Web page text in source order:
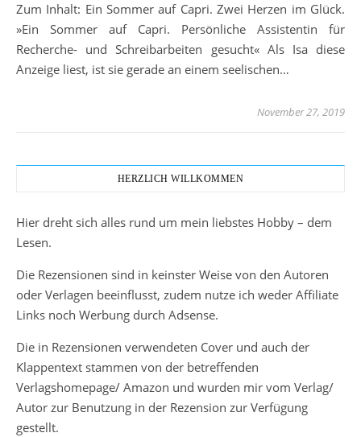
Zum Inhalt: Ein Sommer auf Capri. Zwei Herzen im Glück.
»Ein Sommer auf Capri. Persönliche Assistentin für
Recherche- und Schreibarbeiten gesucht« Als Isa diese
Anzeige liest, ist sie gerade an einem seelischen…
November 27, 2019
HERZLICH WILLKOMMEN
Hier dreht sich alles rund um mein liebstes Hobby – dem
Lesen.
Die Rezensionen sind in keinster Weise von den Autoren
oder Verlagen beeinflusst, zudem nutze ich weder Affiliate
Links noch Werbung durch Adsense.
Die in Rezensionen verwendeten Cover und auch der
Klappentext stammen von der betreffenden
Verlagshomepage/ Amazon und wurden mir vom Verlag/
Autor zur Benutzung in der Rezension zur Verfügung
gestellt.